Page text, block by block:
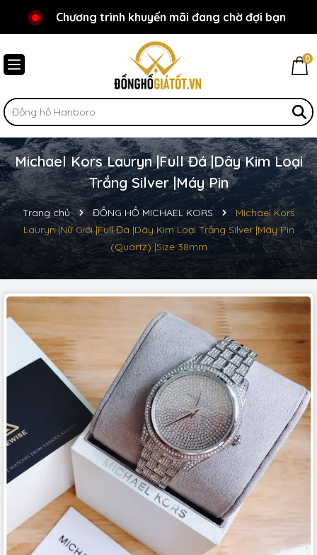
Chào mừng bạn đến với Đồnghồgiátốt.vn!
Chương trình khuyến mãi đang chờ đợi bạn
0
Michael Kors Lauryn |Full Đá |Dây Kim Loại
Trắng Silver |Máy Pin
Trang chủ ĐỒNG HỒ MICHAEL KORS
Michael Kors
Lauryn |Nữ Giới |Full Đá |Dây Kim Loại Trắng Silver |Máy Pin
(Quartz) |Size 38mm